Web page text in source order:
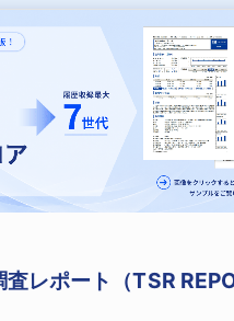
レポート（TSR